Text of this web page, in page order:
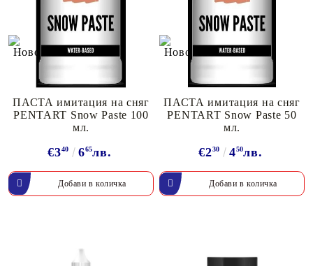
ПАСТА имитация на сняг
PENTART Snow Paste 100
мл.
€340 665лв.
ПАСТА имитация на сняг
PENTART Snow Paste 50
мл.
€230 450лв.